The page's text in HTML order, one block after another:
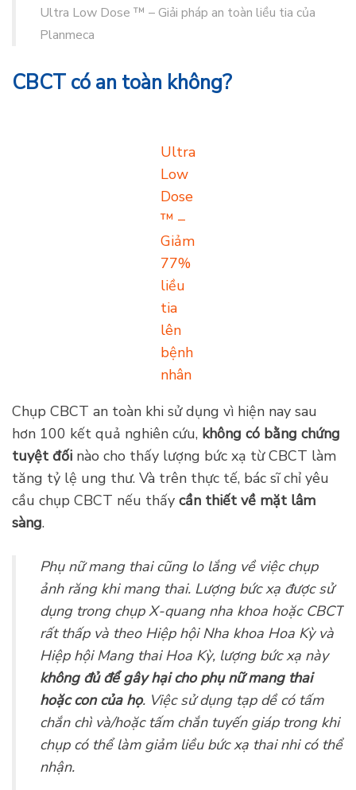
ProMax® 3D cung cấp giao thức hình ảnh
Planmeca Ultra Low Dose ™ (ULD) độc đáo
bệnh nhân thậm chí còn thấp hơn so với hình
Ultra Low Dose ™ – Giải pháp an toàn liều tia của
CBCT có an toàn không?
Ultra Low Dose ™ – Giảm 77% liều tia lên bệnh
nhân
Chụp CBCT an toàn khi sử dụng vì hiện nay sau
hơn 100 kết quả nghiên cứu,không có bằng chứng
tuyệt đối nào cho thấy lượng bức xạ từ CBCT làm
tăng tỷ lệ ung thư. Và trên thực tế, bác sĩ chỉ yêu